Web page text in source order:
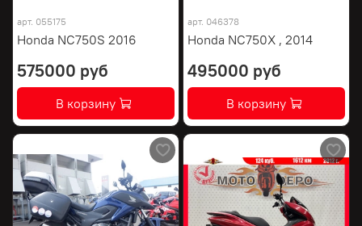
арт. 055175
Honda NC750S 2016
575000 руб
В корзину
арт. 046378
Honda NC750X , 2014
495000 руб
В корзину